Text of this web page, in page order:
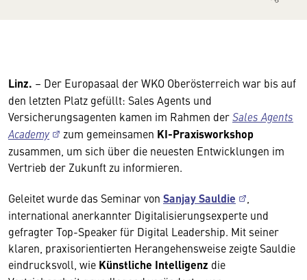
Linz. – Der Europasaal der WKO Oberösterreich war bis auf
den letzten Platz gefüllt: Sales Agents und
Versicherungsagenten kamen im Rahmen derSales Agents
Academy
zum gemeinsamen KI-Praxisworkshop
zusammen, um sich über die neuesten Entwicklungen im
Vertrieb der Zukunft zu informieren.
Geleitet wurde das Seminar von Sanjay Sauldie
international anerkannter Digitalisierungsexperte und
gefragter Top-Speaker für Digital Leadership. Mit seiner
klaren, praxisorientierten Herangehensweise zeigte Sauldie
eindrucksvoll, wie Künstliche Intelligenz die